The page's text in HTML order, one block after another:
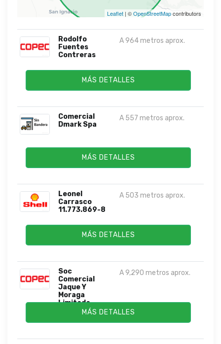
Leaflet | ©OpenStreetMapcontributors
Rodolfo
Fuentes
Contreras
A 964 metros aprox.
MÁS DETALLES
Comercial
Dmark Spa
A 557 metros aprox.
MÁS DETALLES
Leonel
Carrasco
11.773.869-8
A 503 metros aprox.
MÁS DETALLES
Soc
Comercial
Jaque Y
Moraga
Limitada
A 9,290 metros aprox.
MÁS DETALLES